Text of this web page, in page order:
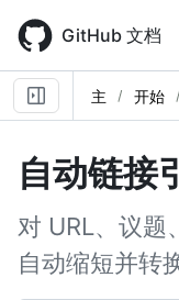
main
content
GitHub 文档
主 开始
自动链接
对 URL、议题
自动缩短并转